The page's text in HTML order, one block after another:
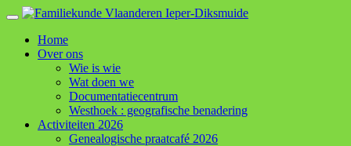
Skip
contentHome
Over ons
Wie is wie
Wat doen we
Documentatiecentrum
Westhoek : geografische benadering
Activiteiten 2026
Genealogische praatcafé 2026